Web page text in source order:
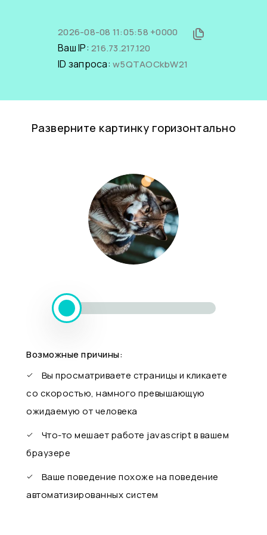
2026-08-08 11:05:58 +0000
Ваш IP: 216.73.217.120
ID запроса: w5QTAOCkbW21
Разверните картинку горизонтально
Возможные причины:
Вы просматриваете страницы и кликаете
со скоростью, намного превышающую
ожидаемую от человека
Что-то мешает работе javascript в вашем
браузере
Ваше поведение похоже на поведение
автоматизированных систем